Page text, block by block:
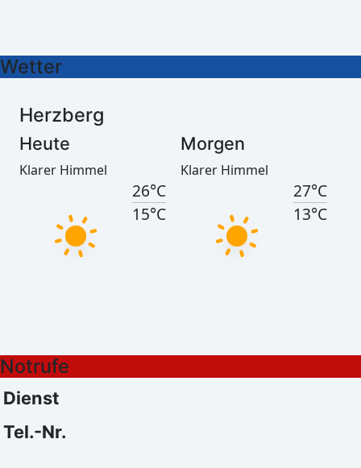
Wetter
Herzberg
Heute
Klarer Himmel
26°C
15°C
Morgen
Klarer Himmel
27°C
13°C
Klarer Himmel
27°C
27°C
Notrufe
Dienst
Tel.-Nr.